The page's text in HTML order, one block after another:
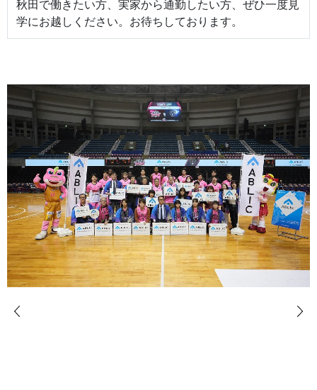
秋田で働きたい方、実家から通勤したい方、ぜひ一度見
学にお越しください。お待ちしております。